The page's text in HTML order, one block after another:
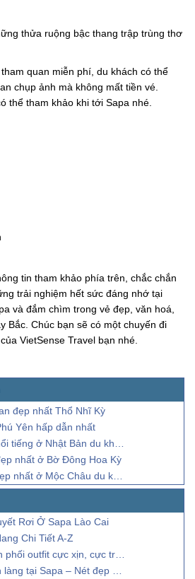
thửa ruộng bậc thang trập trùng thơ
quan miễn phí, du khách có thể
chụp ảnh mà không mất tiền vé.
thể tham khảo khi tới Sapa nhé.
tin tham khảo phía trên, chắc chắn
trải nghiệm hết sức đáng nhớ tại
và đắm chìm trong vẻ đẹp, văn hoá,
Bắc. Chúc bạn sẽ có một chuyến đi
VietSense Travel bạn nhé.
đẹp nhất Thổ Nhĩ Kỳ
Yên hấp dẫn nhất
Bản du khách ghé thăm nhiều nhất
nhất ở Bờ Đông Hoa Kỳ
ở Mộc Châu du khách nên đến
Rơi Ở Sapa Lào Cai
Chi Tiết A-Z
outfit cực xịn, cực trendy
– Nét đẹp hút hồn du khách